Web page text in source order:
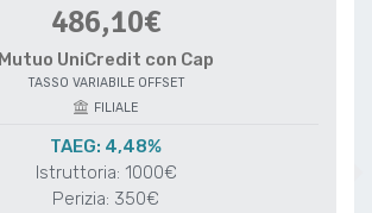
486,10€
Mutuo UniCredit con Cap
TASSO VARIABILE OFFSET
FILIALE
TAEG: 4,48%
Istruttoria: 1000€
Perizia: 350€